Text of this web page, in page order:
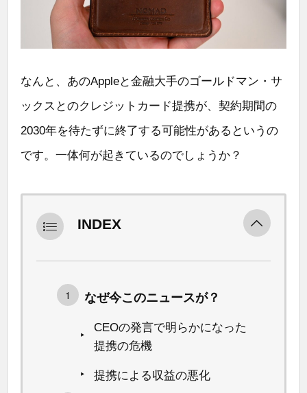
なんと、あのAppleと金融大手のゴールドマン・サ
ックスとのクレジットカード提携が、契約期間の
2030年を待たずに終了する可能性があるというの
です。一体何が起きているのでしょうか？
INDEX
なぜ今このニュースが？
CEOの発言で明らかになった
提携の危機
提携による収益の悪化